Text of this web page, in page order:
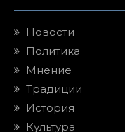
Новости
Политика
Мнение
Традиции
История
Культура